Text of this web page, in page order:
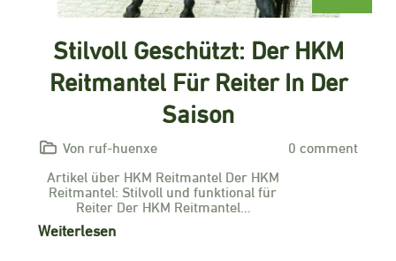
Stilvoll Geschützt: Der HKM
Reitmantel Für Reiter In Der
Saison
Von ruf-huenxe
0 comment
Artikel über HKM Reitmantel Der HKM
Reitmantel: Stilvoll und funktional für
Reiter Der HKM Reitmantel…
Weiterlesen